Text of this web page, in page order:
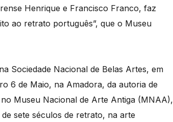
Henrique e Francisco Franco, faz
ao retrato português”, que o Museu
Sociedade Nacional de Belas Artes, em
6 de Maio, na Amadora, da autoria de
Museu Nacional de Arte Antiga (MNAA),
sete séculos de retrato, na arte